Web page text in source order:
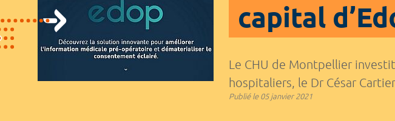
capital
Le CHU de Montpellier
hospitaliers, le Dr César
Publié le05 janvier 2021